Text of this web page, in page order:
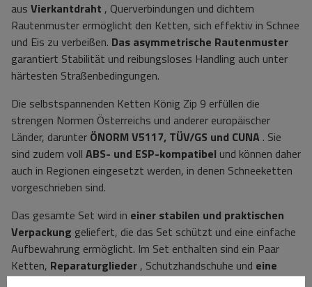
aus Vierkantdraht , Querverbindungen und dichtem
Rautenmuster ermöglicht den Ketten, sich effektiv in Schnee
und Eis zu verbeißen. Das asymmetrische Rautenmuster
garantiert Stabilität und reibungsloses Handling auch unter
härtesten Straßenbedingungen.
Die selbstspannenden Ketten König Zip 9 erfüllen die
strengen Normen Österreichs und anderer europäischer
Länder, darunter ÖNORM V5117, TÜV/GS und CUNA . Sie
sind zudem voll ABS- und ESP-kompatibel und können daher
auch in Regionen eingesetzt werden, in denen Schneeketten
vorgeschrieben sind.
Das gesamte Set wird in einer stabilen und praktischen
Verpackung geliefert, die das Set schützt und eine einfache
Aufbewahrung ermöglicht. Im Set enthalten sind ein Paar
Ketten, Reparaturglieder , Schutzhandschuhe und eine
Montageanleitung.